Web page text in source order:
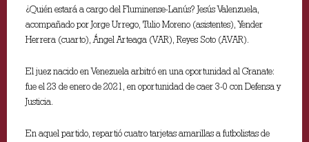
¿Quién estará a cargo del Fluminense-Lanús? Jesús Valenzuela,
acompañado por Jorge Urrego, Tulio Moreno (asistentes), Yender
Herrera (cuarto), Ángel Arteaga (VAR), Reyes Soto (AVAR).
El juez nacido en Venezuela arbitró en una oportunidad al Granate:
fue el 23 de enero de 2021, en oportunidad de caer 3-0 con Defensa y
Justicia.
En aquel partido, repartió cuatro tarjetas amarillas a futbolistas de